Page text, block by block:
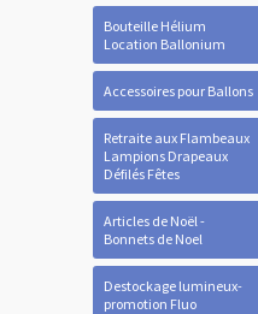
Bouteille Hélium
Location Ballonium
Accessoires pour Ballons
Retraite aux Flambeaux
Lampions Drapeaux
Défilés Fêtes
Articles de Noël -
Bonnets de Noel
Destockage lumineux-
promotion Fluo